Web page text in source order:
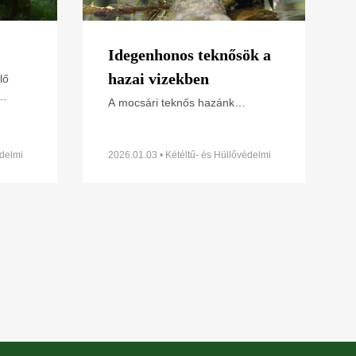
Idegenhonos teknősök a
hazai vizekben
A mocsári teknős hazánk
mentén, mocsaras területeken,
2026.01.03 • Kétéltű- és Hüllővédelmi